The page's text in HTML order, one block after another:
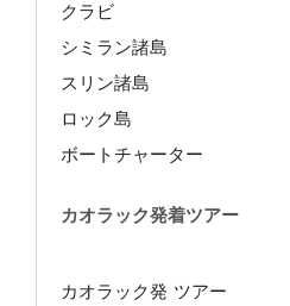
クラビ
シミラン諸島
スリン諸島
ロック島
ボートチャーター
カオラック発着ツアー
カオラック発 ツアー